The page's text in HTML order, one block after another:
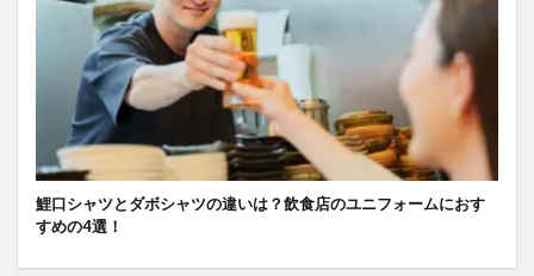
鯉口シャツとダボシャツの違いは？飲食店のユニフォームにおす
すめの4選！